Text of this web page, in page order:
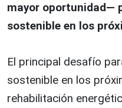
mayor oportunidad—
sostenible en los
El principal desafío
sostenible en los
rehabilitación